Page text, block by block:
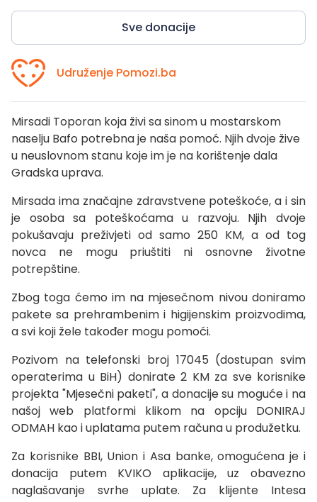
Sve donacije
Udruženje Pomozi.ba
Mirsadi Toporan koja živi sa sinom u mostarskom
naselju Bafo potrebna je naša pomoć. Njih dvoje žive
u neuslovnom stanu koje im je na korištenje dala
Gradska uprava.
Mirsada ima značajne zdravstvene poteškoće, a i sin
je osoba sa poteškoćama u razvoju. Njih dvoje
pokušavaju preživjeti od samo 250 KM, a od tog
novca ne mogu priuštiti ni osnovne životne
potrepštine.
Zbog toga ćemo im na mjesečnom nivou doniramo
pakete sa prehrambenim i higijenskim proizvodima,
a svi koji žele također mogu pomoći.
Pozivom na telefonski broj 17045 (dostupan svim
operaterima u BiH) donirate 2 KM za sve korisnike
projekta "Mjesečni paketi", a donacije su moguće i na
našoj web platformi klikom na opciju DONIRAJ
ODMAH kao i uplatama putem računa u produžetku.
Za korisnike BBI, Union i Asa banke, omogućena je i
donacija putem KVIKO aplikacije, uz obavezno
naglašavanje svrhe uplate. Za klijente Intesa